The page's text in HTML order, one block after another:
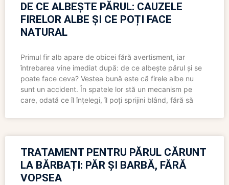
DE CE ALBEȘTE PĂRUL: CAUZELE
FIRELOR ALBE ȘI CE POȚI FACE
NATURAL
Primul fir alb apare de obicei fără avertisment, iar
întrebarea vine imediat după: de ce albește părul și se
poate face ceva? Vestea bună este că firele albe nu
sunt un accident. În spatele lor stă un mecanism pe
care, odată ce îl înțelegi, îl poți sprijini blând, fără să
TRATAMENT PENTRU PĂRUL CĂRUNT
LA BĂRBAȚI: PĂR ȘI BARBĂ, FĂRĂ
VOPSEA